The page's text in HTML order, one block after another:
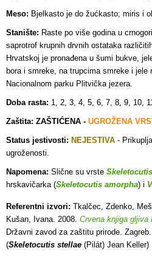
Meso: Bjelkasto je do žućkasto; miris i
Stanište: Raste po više godina u
saprotrof krupnih drvnih ostataka
Hrvatskoj je pronađena u šumi bukve,
bora i smreke, na trupcima smreke i jele
Nacionalnom parku Plitvička jezera.
Doba rasta: 1, 2, 3, 4, 5, 6, 7, 8, 9, 10,
Zaštita: ZAŠTIĆENA - UGROŽENA
Status jestivosti: NEJESTIVA -
ugroženosti.
Napomena: Slične su vrste
hrskavičarka (Skeletocutis amorpha) i
Referentni izvori: Tkalčec, Zdenko,
Kušan, Ivana. 2008. Crvena knjiga gljiva
Državni zavod za zaštitu prirode.
(Skeletocutis stellae (Pilát) Jean Keller)